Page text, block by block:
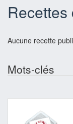
Recettes
Aucune recette
Mots-clés